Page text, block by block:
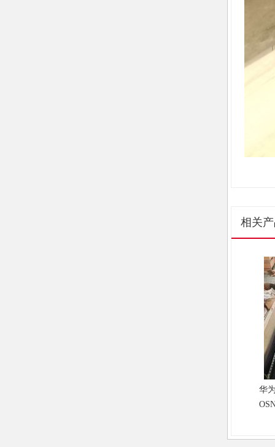
相关
华